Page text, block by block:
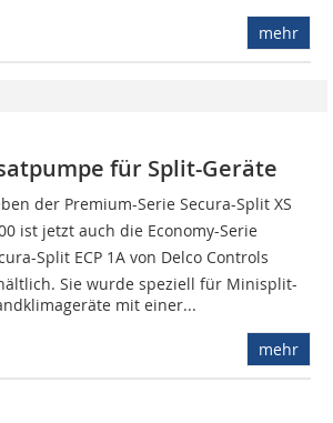
mehr
für Split-Geräte
der Premium-Serie Secura-Split XS
ist jetzt auch die Economy-Serie
Split ECP 1A von Delco Controls
Sie wurde speziell für Minisplit-
mit einer...
mehr